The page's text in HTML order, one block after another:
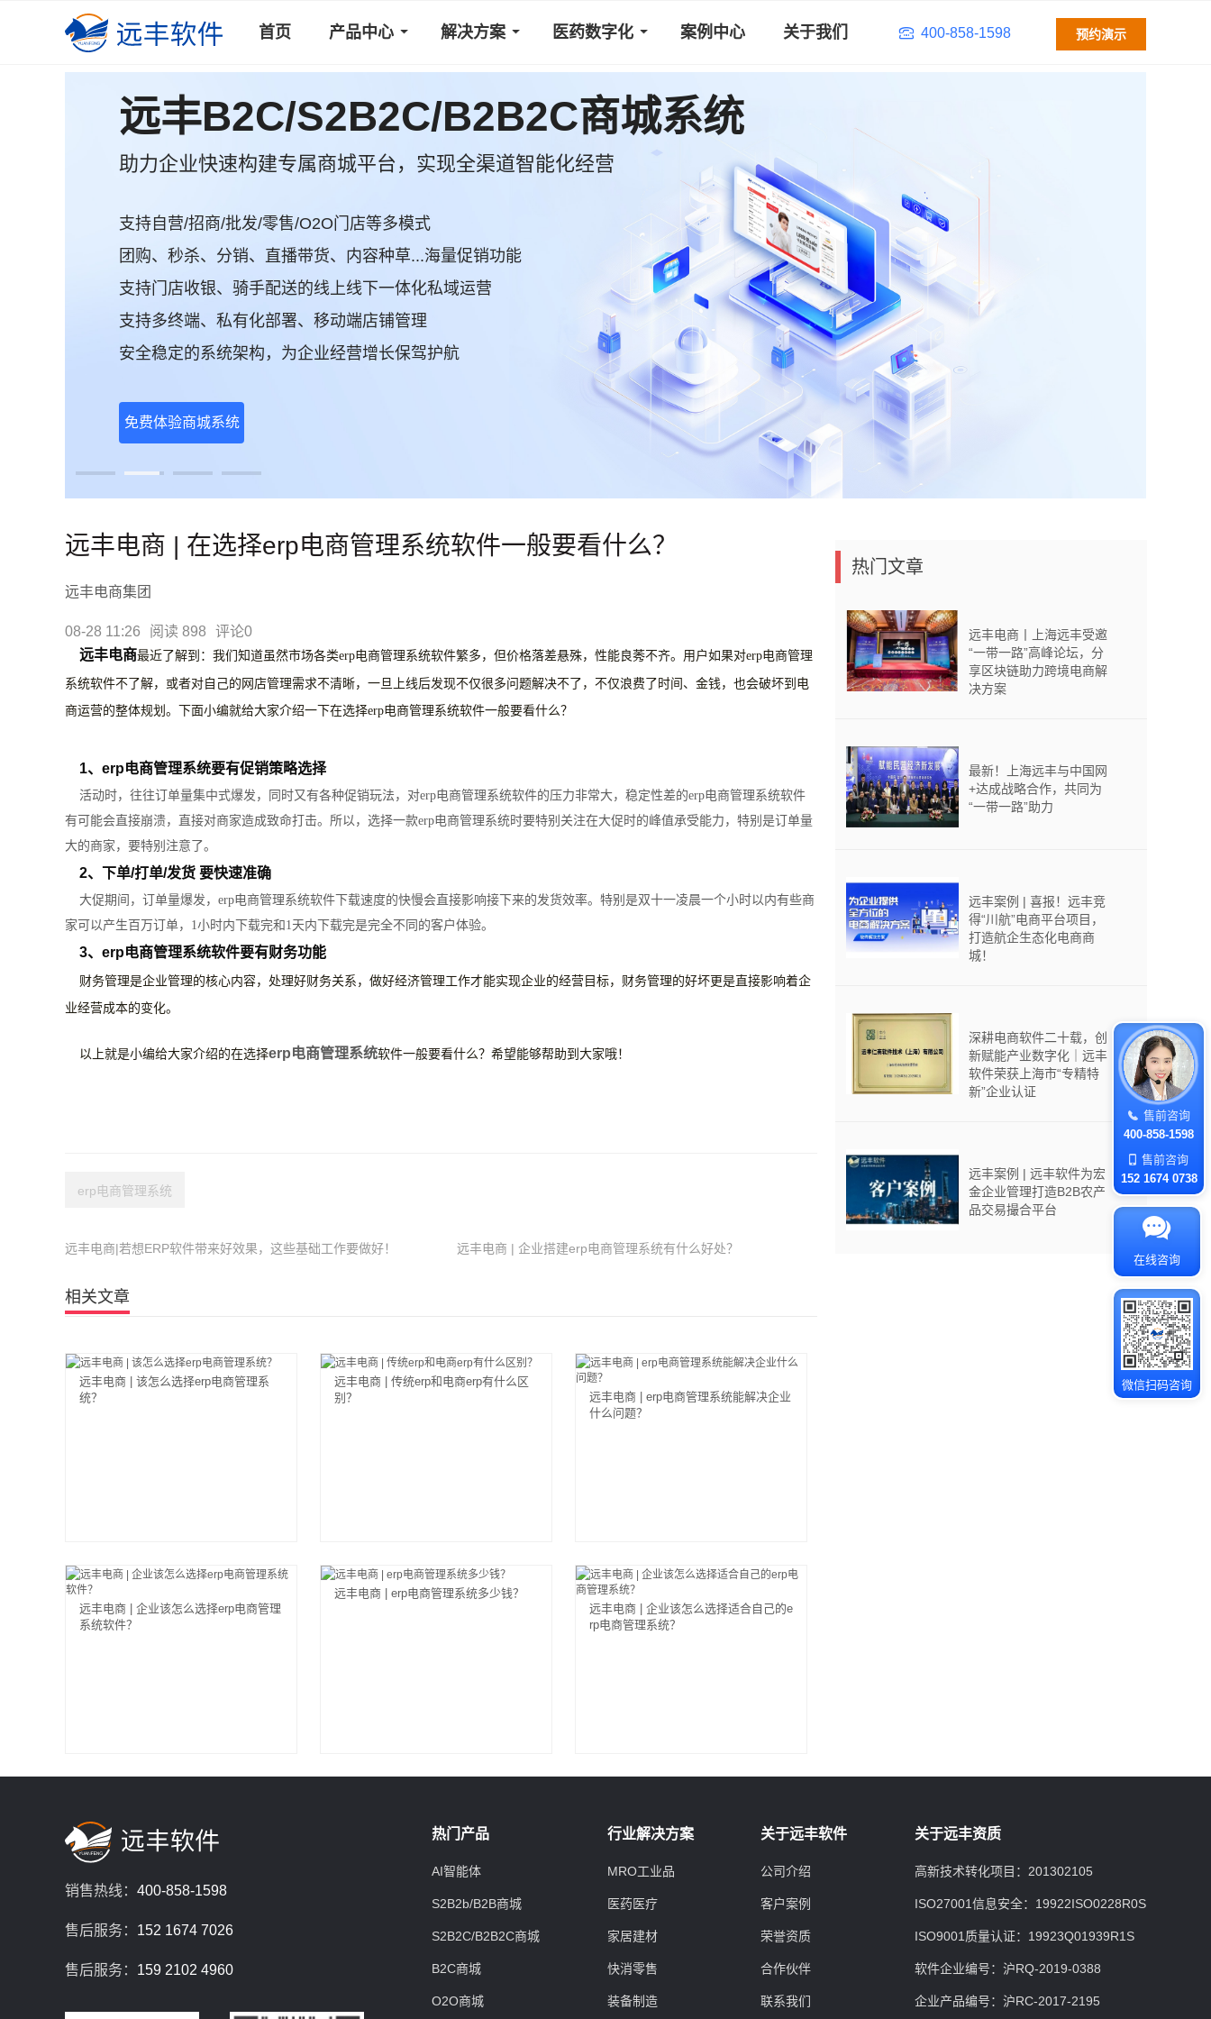
预约演示
400-858-1598
首页 产品中心 解决方案 医药数字化 案例中心 关于我们
远丰B2C/S2B2C/B2B2C商城系统
助力企业快速构建专属商城平台，实现全渠道智能化经营
支持自营/招商/批发/零售/O2O门店等多模式
团购、秒杀、分销、直播带货、内容种草...海量促销功能
支持门店收银、骑手配送的线上线下一体化私域运营
支持多终端、私有化部署、移动端店铺管理
安全稳定的系统架构，为企业经营增长保驾护航
免费体验商城系统
远丰电商 | 在选择erp电商管理系统软件一般要看什么？
远丰电商集团
08-28 11:26 阅读 898
评论0
远丰电商最近了解到：我们知道虽然市场各类erp电商管理系统软件繁多，但价格落差悬殊，性能良莠不齐。用户如果对erp电商管理
系统软件不了解，或者对自己的网店管理需求不清晰，一旦上线后发现不仅很多问题解决不了，不仅浪费了时间、金钱，也会破坏到电
商运营的整体规划。下面小编就给大家介绍一下在选择erp电商管理系统软件一般要看什么？
1、erp电商管理系统要有促销策略选择
活动时，往往订单量集中式爆发，同时又有各种促销玩法，对erp电商管理系统软件的压力非常大，稳定性差的erp电商管理系统软件
有可能会直接崩溃，直接对商家造成致命打击。所以，选择一款erp电商管理系统时要特别关注在大促时的峰值承受能力，特别是订单量
大的商家，要特别注意了。
2、下单/打单/发货 要快速准确
大促期间，订单量爆发，erp电商管理系统软件下载速度的快慢会直接影响接下来的发货效率。特别是双十一凌晨一个小时以内有些商
家可以产生百万订单，1小时内下载完和1天内下载完是完全不同的客户体验。
3、erp电商管理系统软件要有财务功能
财务管理是企业管理的核心内容，处理好财务关系，做好经济管理工作才能实现企业的经营目标，财务管理的好坏更是直接影响着企
业经营成本的变化。
以上就是小编给大家介绍的在选择erp电商管理系统软件一般要看什么？希望能够帮助到大家哦！
erp电商管理系统
远丰电商|若想ERP软件带来好效果，这些基础工作要做好！ 远丰电商 | 企业搭建erp电商管理系统有什么好处？
相关文章
远丰电商 | 该怎么选择erp电商管理系
统？
远丰电商 | 传统erp和电商erp有什么区
别？
远丰电商 | erp电商管理系统能解决企业
什么问题？
远丰电商 | 企业该怎么选择erp电商管理
系统软件？
远丰电商 | erp电商管理系统多少钱？
远丰电商 | 企业该怎么选择适合自己的e
rp电商管理系统？
热门文章
远丰电商丨上海远丰受邀
“一带一路”高峰论坛，分
享区块链助力跨境电商解
决方案
最新！上海远丰与中国网
+达成战略合作，共同为
“一带一路”助力
远丰案例 | 喜报！远丰竞
得“川航”电商平台项目，
打造航企生态化电商商
城！
深耕电商软件二十载，创
新赋能产业数字化｜远丰
软件荣获上海市“专精特
新”企业认证
远丰案例 | 远丰软件为宏
金企业管理打造B2B农产
品交易撮合平台
销售热线： 400-858-1598
售后服务： 152 1674 7026
售后服务： 159 2102 4960
热门产品
AI智能体
S2B2b/B2B商城
S2B2C/B2B2C商城
B2C商城
O2O商城
行业解决方案
MRO工业品
医药医疗
家居建材
快消零售
装备制造
关于远丰软件
公司介绍
客户案例
荣誉资质
合作伙伴
联系我们
关于远丰资质
高新技术转化项目：201302105
ISO27001信息安全：19922ISO0228R0S
ISO9001质量认证：19923Q01939R1S
软件企业编号：沪RQ-2019-0388
企业产品编号：沪RC-2017-2195
售前咨询
400-858-1598
售前咨询
152 1674 0738
在线咨询
微信扫码咨询